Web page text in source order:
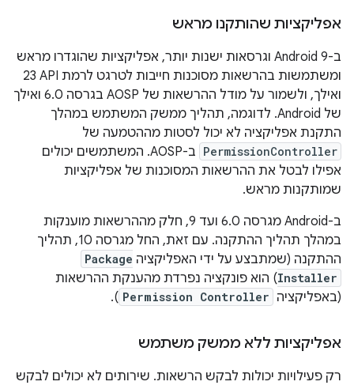
אפליקציות שהותקנו מראש
ב-Android 9 וגרסאות ישנות יותר, אפליקציות שהוגדרו מראש
ומשתמשות בהרשאות מסוכנות חייבות לטרגט לרמת API ‏23
ואילך, ולשמור על מודל ההרשאות של AOSP בגרסה 6.0 ואילך
של Android. לדוגמה, תהליך ממשק המשתמש במהלך
התקנת אפליקציה לא יכול לסטות מההטמעה של
PermissionController
ב-AOSP. המשתמשים יכולים
אפילו לבטל את ההרשאות המסוכנות של אפליקציות
שמותקנות מראש.
ב-Android מגרסה 6.0 ועד 9, חלק מההרשאות מוענקות
במהלך תהליך ההתקנה. עם זאת, החל מגרסה 10, תהליך
ההתקנה (שמתבצע על ידי האפליקציה Package
Installer) הוא פונקציה נפרדת מהענקת ההרשאות
(באפליקציה Permission Controller
).
אפליקציות ללא ממשק משתמש
רק פעילויות יכולות לבקש הרשאות. שירותים לא יכולים לבקש